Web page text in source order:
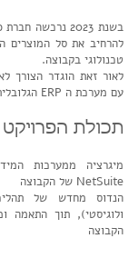
בשנת 2023 נרכשה חברת Filo ע"י קבוצת Doona
להרחיב את סל המוצרים
טכנולוגי בקבוצה.
לאור זאת הוגדר הצורך
עם מערכת ה ERP הגלובלית של הקבוצה.
תכולת הפרויקט
מיגרציה ממערכות
NetSuite של הקבוצה
הנדוס מחדש של
ולוגיסטי), תוך התאמה
הקבוצה